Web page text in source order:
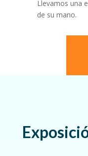
Llevamos una
de su mano.